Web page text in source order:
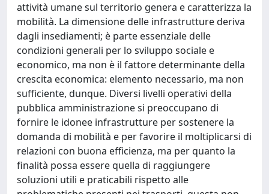
attività umane sul territorio genera e caratterizza la
mobilità. La dimensione delle infrastrutture deriva
dagli insediamenti; è parte essenziale delle
condizioni generali per lo sviluppo sociale e
economico, ma non è il fattore determinante della
crescita economica: elemento necessario, ma non
sufficiente, dunque. Diversi livelli operativi della
pubblica amministrazione si preoccupano di
fornire le idonee infrastrutture per sostenere la
domanda di mobilità e per favorire il moltiplicarsi di
relazioni con buona efficienza, ma per quanto la
finalità possa essere quella di raggiungere
soluzioni utili e praticabili rispetto alle